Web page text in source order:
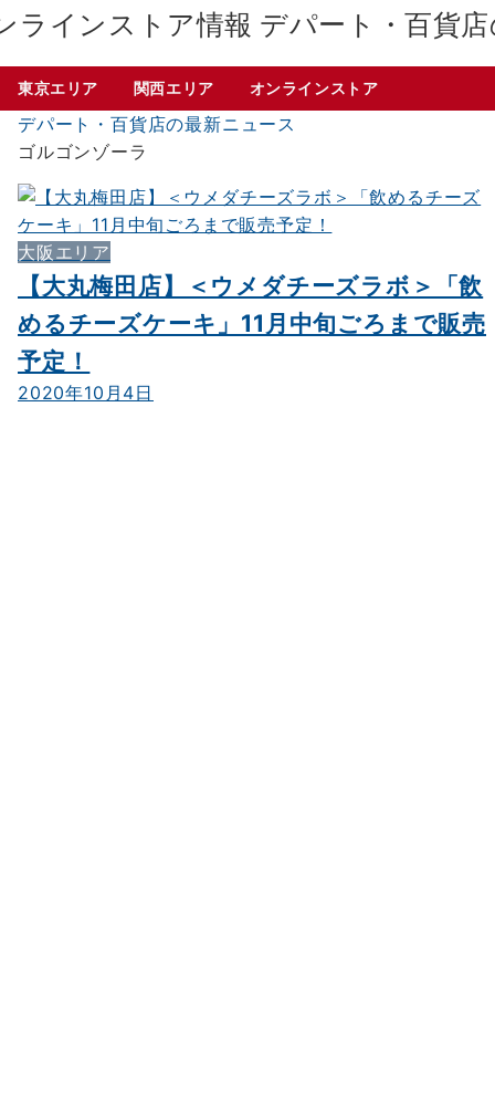
デパート・百貨
東京エリア 関西エリア オンラインストア
デパート・百貨店の最新ニュース
ゴルゴンゾーラ
大阪エリア
【大丸梅田店】＜ウメダチーズラボ＞「飲
めるチーズケーキ」11月中旬ごろまで販売
予定！
2020年10月4日